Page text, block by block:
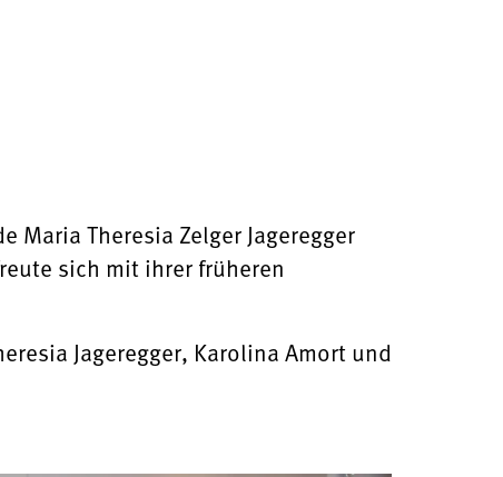
Maria Theresia Zelger Jageregger
sich mit ihrer früheren
Jageregger, Karolina Amort und